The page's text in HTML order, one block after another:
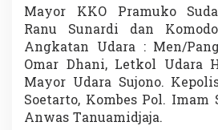
Mayor KKO Pramuko
Ranu Sunardi dan
Angkatan Udara : Men/
Omar Dhani, Letkol Udara
Mayor Udara Sujono.
Soetarto, Kombes Pol. Imam
Anwas Tanuamidjaja.